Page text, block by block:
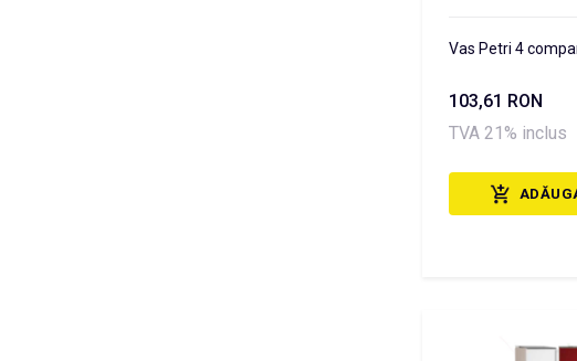
Vas Petri 4
103,61 RON
TVA 21% inclus